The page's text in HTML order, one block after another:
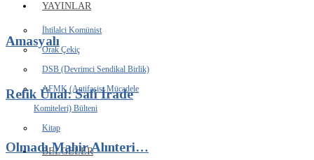
YAYINLAR
İhtilalci Komünist
Orak Çekiç
DSB (Devrimci Sendikal Birlik)
AFMK (Antifaşist Mücadele
Komiteleri) Bülteni
Kitap
BELGELER
Amasyalı
Refik Ünal: Safi İrade
Olmadı Mahir Alınteri…